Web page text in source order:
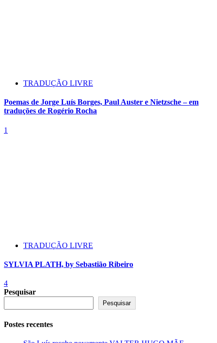
TRADUÇÃO LIVRE
Poemas de Jorge Luís Borges, Paul Auster e Nietzsche – em
traduções de Rogério Rocha
1
TRADUÇÃO LIVRE
SYLVIA PLATH, by Sebastião Ribeiro
4
Pesquisar
Pesquisar
Postes recentes